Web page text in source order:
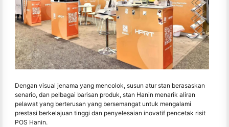
Dengan visual jenama yang mencolok, susun atur stan berasaskan
senario, dan pelbagai barisan produk, stan Hanin menarik aliran
pelawat yang berterusan yang bersemangat untuk mengalami
prestasi berkelajuan tinggi dan penyelesaian inovatif pencetak risit
POS Hanin.